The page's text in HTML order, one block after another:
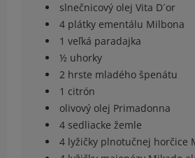
slnečnicový olej Vita D´or
4 plátky ementálu Milbona
1 veľká paradajka
½ uhorky
2 hrste mladého špenátu
1 citrón
olivový olej Primadonna
4 sedliacke žemle
4 lyžičky plnotučnej horčice